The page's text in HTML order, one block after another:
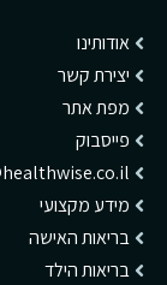
אודותינו
יצירת קשר
מפת אתר
פייסבוק
מידע מקצועי
בריאות האישה
בריאות הילד